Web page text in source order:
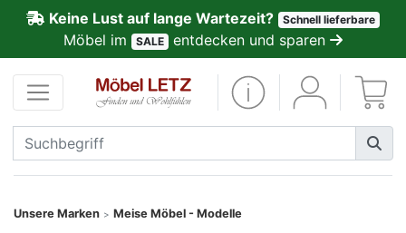
Keine Lust auf lange Wartezeit? Schnell lieferbare
Möbel im SALE entdecken und sparen
Unsere Marken > Meise Möbel - Modelle
Kundenmeinungen
Anmelden
PREMIUM
Schnell